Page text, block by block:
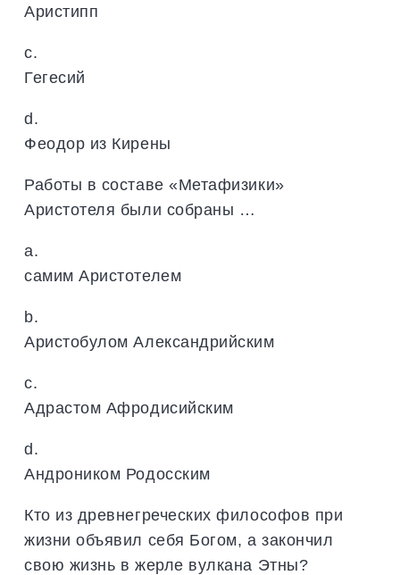
Аристипп
c.
Гегесий
d.
Феодор из Кирены
Работы в составе «Метафизики»
Аристотеля были собраны …
a.
самим Аристотелем
b.
Аристобулом Александрийским
c.
Адрастом Афродисийским
d.
Андроником Родосским
Кто из древнегреческих философов при
жизни объявил себя Богом, а закончил
свою жизнь в жерле вулкана Этны?